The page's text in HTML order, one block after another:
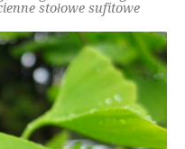
stołowe sufitowe